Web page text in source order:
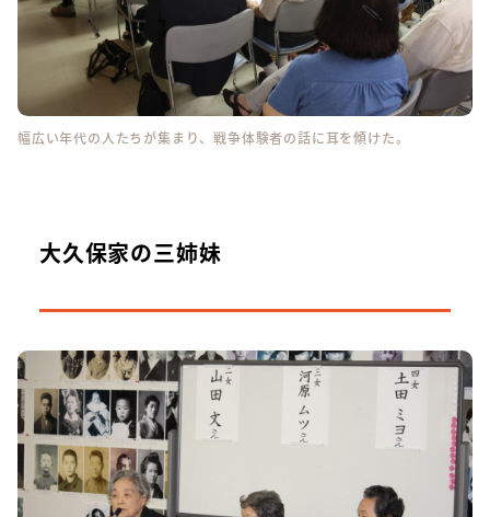
幅広い年代の人たちが集まり、戦争体験者の話に耳を傾けた。
大久保家の三姉妹